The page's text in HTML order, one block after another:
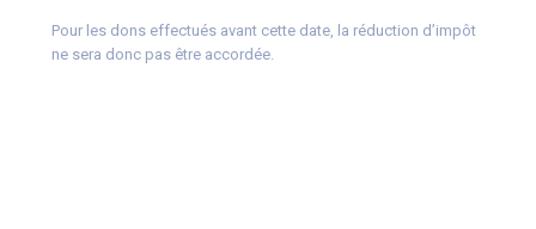
Pour les dons effectués avant cette date, la réduction d’impôt
ne sera donc pas être accordée.